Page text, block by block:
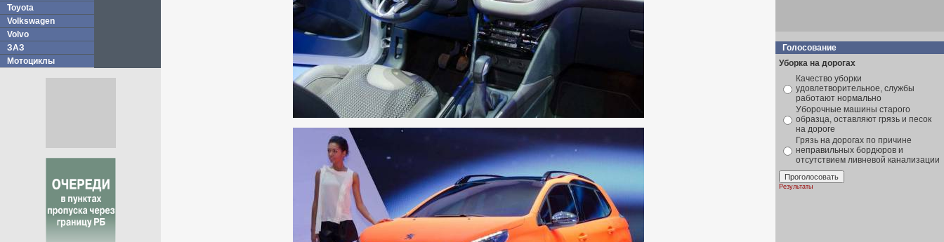
Toyota
Volkswagen
Volvo
ЗАЗ
Мотоциклы
Голосование
Уборка на дорогах
Качество уборки
удовлетворительное, службы
работают нормально
Уборочные машины старого
образца, оставляют грязь и песок
на дороге
Грязь на дорогах по причине
неправильных бордюров и
отсутствием ливневой канализации
Результаты